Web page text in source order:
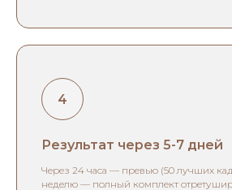
Результат через 5-7 дней
Через 24 часа — превью (50 лучших
неделю — полный комплект